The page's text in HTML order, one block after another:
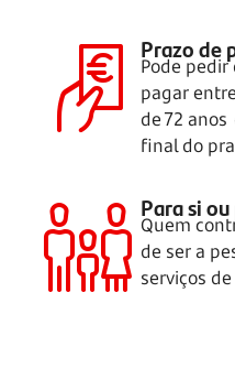
Prazo de
Pode pedir
pagar
de72 anos
final do
Para si
Quem
de ser a
serviços